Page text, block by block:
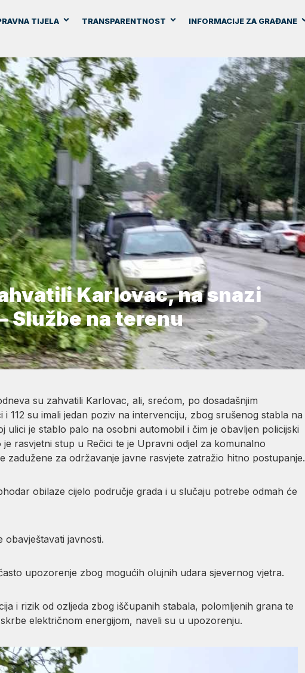
TIJELA TRANSPARENTNOST
INFORMACIJE ZA GRAĐANE
Karlovac, na snazi
Službe na terenu
su zahvatili Karlovac, ali, srećom, po dosadašnjim
112 su imali jedan poziv na intervenciju, zbog srušenog stabla na
je stablo palo na osobni automobil i čim je obavljen policijski
rasvjetni stup u Rečici te je Upravni odjel za komunalno
za održavanje javne rasvjete zatražio hitno postupanje.
obilaze cijelo područje grada i u slučaju potrebe odmah će
javnosti.
upozorenje zbog mogućih olujnih udara sjevernog vjetra.
i rizik od ozljeda zbog iščupanih stabala, polomljenih grana te
električnom energijom, naveli su u upozorenju.